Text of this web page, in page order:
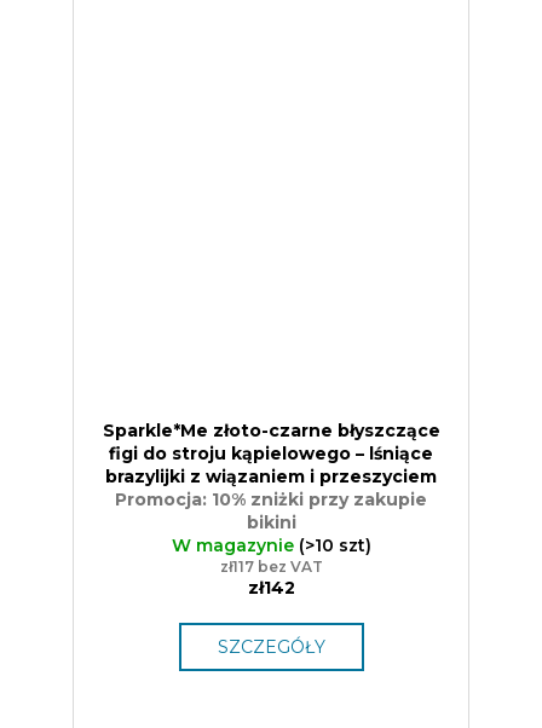
Sparkle*Me złoto-czarne błyszczące
figi do stroju kąpielowego – lśniące
brazylijki z wiązaniem i przeszyciem
Promocja: 10% zniżki przy zakupie
bikini
W magazynie (>10 szt)
zł117 bez VAT
zł142
SZCZEGÓŁY